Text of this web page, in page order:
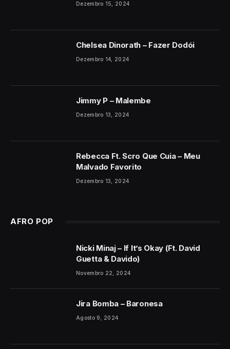
Dezembro 15, 2024
Chelsea Dinorath – Fazer Dodói
Dezembro 14, 2024
Jimmy P – Malembe
Dezembro 13, 2024
Rebecca Ft. Scro Que Cuia – Meu
Malvado Favorito
Dezembro 13, 2024
AFRO POP
Nicki Minaj – If It’s Okay (Ft. David
Guetta & Davido)
Novembro 22, 2024
Jira Bomba – Baronesa
Agosto 9, 2024